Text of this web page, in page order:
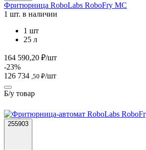
Фритюрница RoboLabs RoboFry MC
1 шт. в наличии
1 шт
25 л
164 590,20 ₽/шт
-23%
126 734 ,50 ₽/шт
Б/у товар
255903